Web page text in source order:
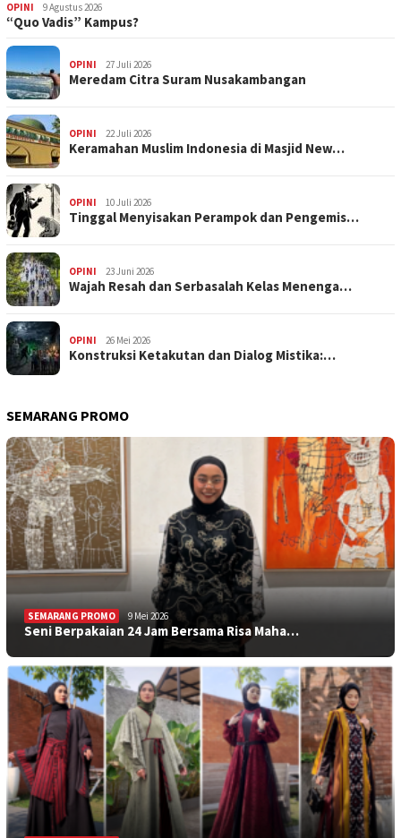
OPINI 9 Agustus 2026
“Quo Vadis” Kampus?
OPINI 27 Juli 2026
Meredam Citra Suram Nusakambangan
OPINI 22 Juli 2026
Keramahan Muslim Indonesia di Masjid New…
OPINI 10 Juli 2026
Tinggal Menyisakan Perampok dan Pengemis…
OPINI 23 Juni 2026
Wajah Resah dan Serbasalah Kelas Menenga…
OPINI 26 Mei 2026
Konstruksi Ketakutan dan Dialog Mistika:…
SEMARANG PROMO
SEMARANG PROMO 9 Mei 2026
Seni Berpakaian 24 Jam Bersama Risa Maha…